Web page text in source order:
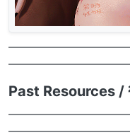
Past Resources /